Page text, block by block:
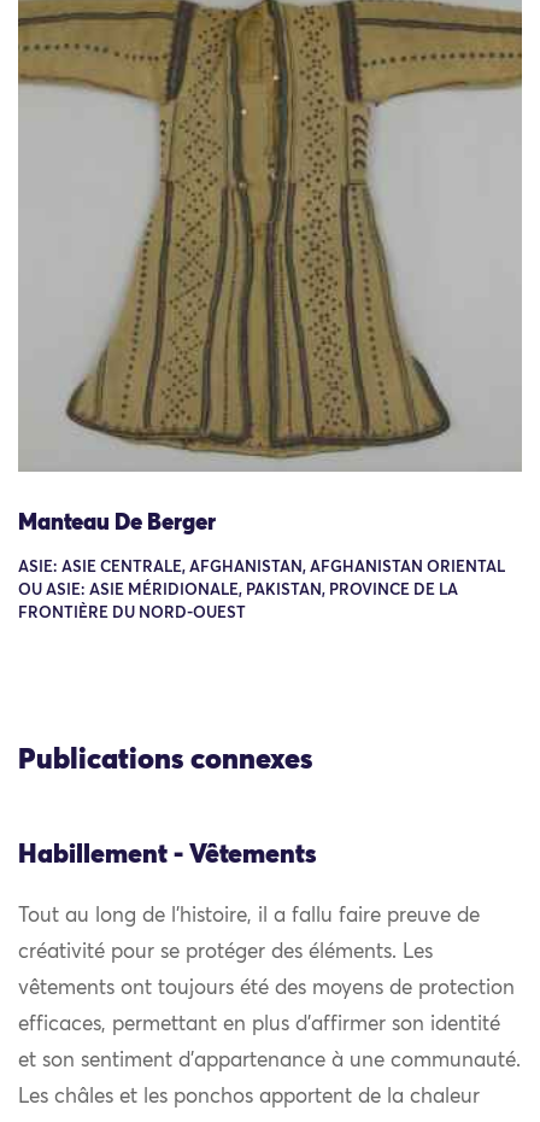
Manteau De Berger
ASIE: ASIE CENTRALE, AFGHANISTAN, AFGHANISTAN ORIENTAL
OU ASIE: ASIE MÉRIDIONALE, PAKISTAN, PROVINCE DE LA
FRONTIÈRE DU NORD-OUEST
Publications connexes
Habillement - Vêtements
Tout au long de l’histoire, il a fallu faire preuve de
créativité pour se protéger des éléments. Les
vêtements ont toujours été des moyens de protection
efficaces, permettant en plus d’affirmer son identité
et son sentiment d’appartenance à une communauté.
Les châles et les ponchos apportent de la chaleur